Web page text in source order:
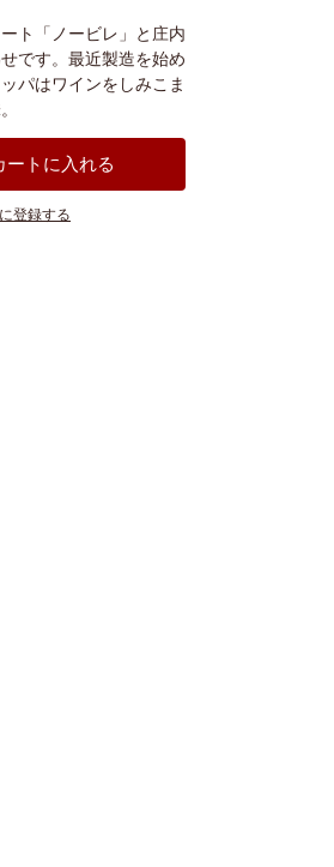
ト「ノービレ」と庄内
です。最近製造を始め
パはワインをしみこま
ートに入れる
登録する